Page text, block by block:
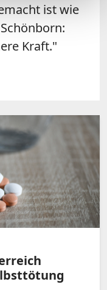
ist wie
Kraft."